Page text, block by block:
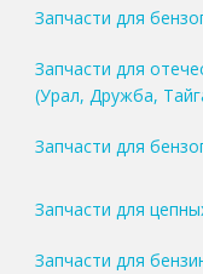
Запчасти для
Запчасти для
(Урал, Дружба,
Запчасти для
Запчасти для
Запчасти для